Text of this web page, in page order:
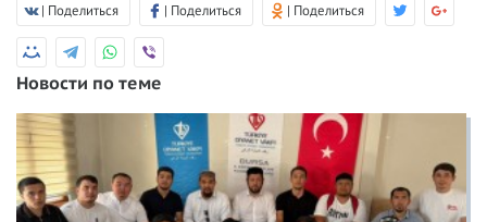
| Поделиться | Поделиться | Поделиться
Новости по теме